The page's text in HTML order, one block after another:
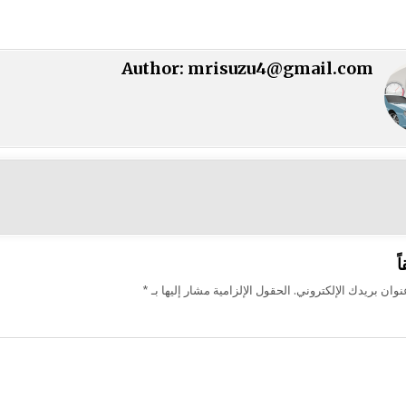
Author: mrisuzu4@gmail.com
بريدك الإلكتروني. الحقول الإلزامية مشار إليها بـ *